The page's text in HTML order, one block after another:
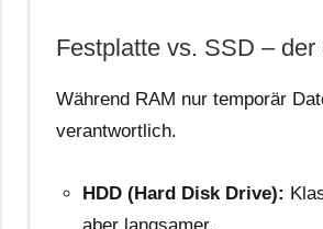
Festplatte vs. SSD –
Während RAM nur temporär
verantwortlich.
HDD (Hard Disk Drive):
aber langsamer.